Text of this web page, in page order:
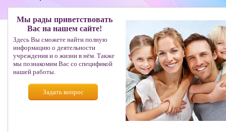
Мы рады приветствовать
Вас на нашем сайте!
Здесь Вы сможете найти полную
информацию о деятельности
учреждения и о жизни в нём. Также
мы познакомим Вас со спецификой
нашей работы.
Задать вопрос